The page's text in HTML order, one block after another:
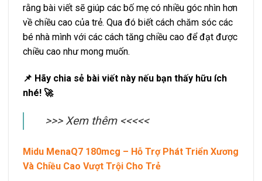
rằng bài viết sẽ giúp các bố mẹ có nhiều góc nhìn hơn
về chiều cao của trẻ. Qua đó biết cách chăm sóc các
bé nhà mình với các cách tăng chiều cao để đạt được
chiều cao như mong muốn.
📌 Hãy chia sẻ bài viết này nếu bạn thấy hữu ích
nhé! 🚀
>>> Xem thêm <<<<<
Midu MenaQ7 180mcg – Hỗ Trợ Phát Triển Xương
Và Chiều Cao Vượt Trội Cho Trẻ